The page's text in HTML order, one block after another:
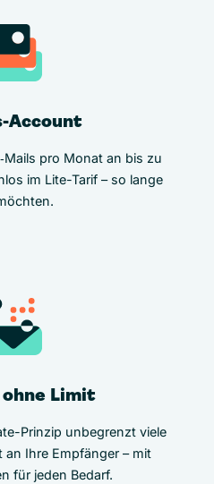
Account
pro Monat an bis zu
im Lite-Tarif – so lange
ohne Limit
Prinzip unbegrenzt viele
Ihre Empfänger – mit
für jeden Bedarf.